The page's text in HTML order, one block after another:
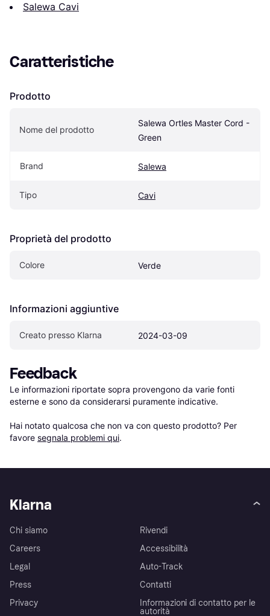
Salewa Cavi
Caratteristiche
Prodotto
Nome del prodotto
Salewa Ortles Master Cord -
Green
Brand Salewa
Tipo Cavi
Proprietà del prodotto
Colore Verde
Informazioni aggiuntive
Creato presso Klarna 2024-03-09
Feedback
Le informazioni riportate sopra provengono da varie fonti
esterne e sono da considerarsi puramente indicative.
Hai notato qualcosa che non va con questo prodotto? Per
favore segnala problemi qui.
Klarna
Chi siamo
Careers
Legal
Press
Privacy
Rivendi
Accessibilità
Auto-Track
Contatti
Informazioni di contatto per le
autorità